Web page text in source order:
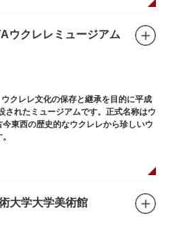
ウクレレミュージアム
クレレ文化の保存と継承を目的に平成
されたミュージアムです。正式名称はウ
東西の歴史的なウクレレから珍しいウ
大学大学美術館